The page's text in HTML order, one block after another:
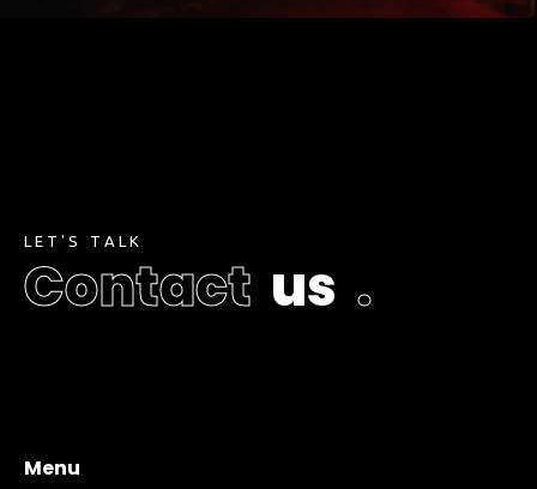
L E T ' S T A L K
Contact us .
Menu